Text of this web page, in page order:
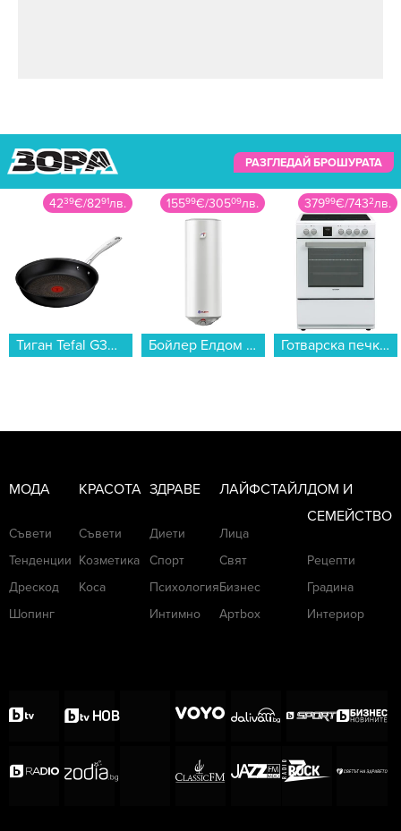
РАЗГЛЕДАЙ БРОШУРАТА
15599€/30509лв.
Бойлер Елдом WVY08039F 80L 2KW STYLE , 2 , 75 , C , Вертикален...
37999€/7432лв.
Готварска печка (ток) Sharp KF-76FVDT22WMK-EU , Бял , Керамични...
8499€/16623лв.
Кафемашина с капсули Crown CCM-1530B 7 в 1...
МОДА
Съвети
Тенденции
Дрескод
Шопинг
КРАСОТА
Съвети
Козметика
Коса
ЗДРАВЕ
Диети
Спорт
Психология
Интимно
ЛАЙФСТАЙЛ
Лица
Свят
Бизнес
Артbox
ДОМ И
СЕМЕЙСТВО
Рецепти
Градина
Интериор